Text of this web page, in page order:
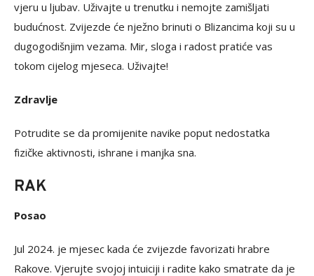
vjeru u ljubav. Uživajte u trenutku i nemojte zamišljati
budućnost. Zvijezde će nježno brinuti o Blizancima koji su u
dugogodišnjim vezama. Mir, sloga i radost pratiće vas
tokom cijelog mjeseca. Uživajte!
Zdravlje
Potrudite se da promijenite navike poput nedostatka
fizičke aktivnosti, ishrane i manjka sna.
RAK
Posao
Jul 2024. je mjesec kada će zvijezde favorizati hrabre
Rakove. Vjerujte svojoj intuiciji i radite kako smatrate da je